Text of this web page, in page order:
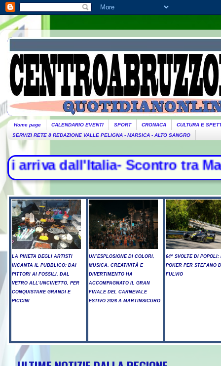
Home page CALENDARIO EVENTI SPORT CRONACA
CULTURA E
SERVIZI RETE 8 REDAZIONE VALLE PELIGNA - MARSICA - ALTO SANGRO
Scontro tra
LA PINETA DEGLI ARTISTI
INCANTA IL PUBBLICO: DAI
PITTORI AI FOSSILI, DAL
VETRO ALL’UNCINETTO, PER
CONQUISTARE GRANDI E
PICCINI
UN’ESPLOSIONE DI COLORI,
MUSICA, CREATIVITÀ E
DIVERTIMENTO HA
ACCOMPAGNATO IL GRAN
FINALE DEL CARNEVALE
ESTIVO 2026 A MARTINSICURO
64^ SVOLTE DI POPOLI:
POKER PER STEFANO
FULVIO